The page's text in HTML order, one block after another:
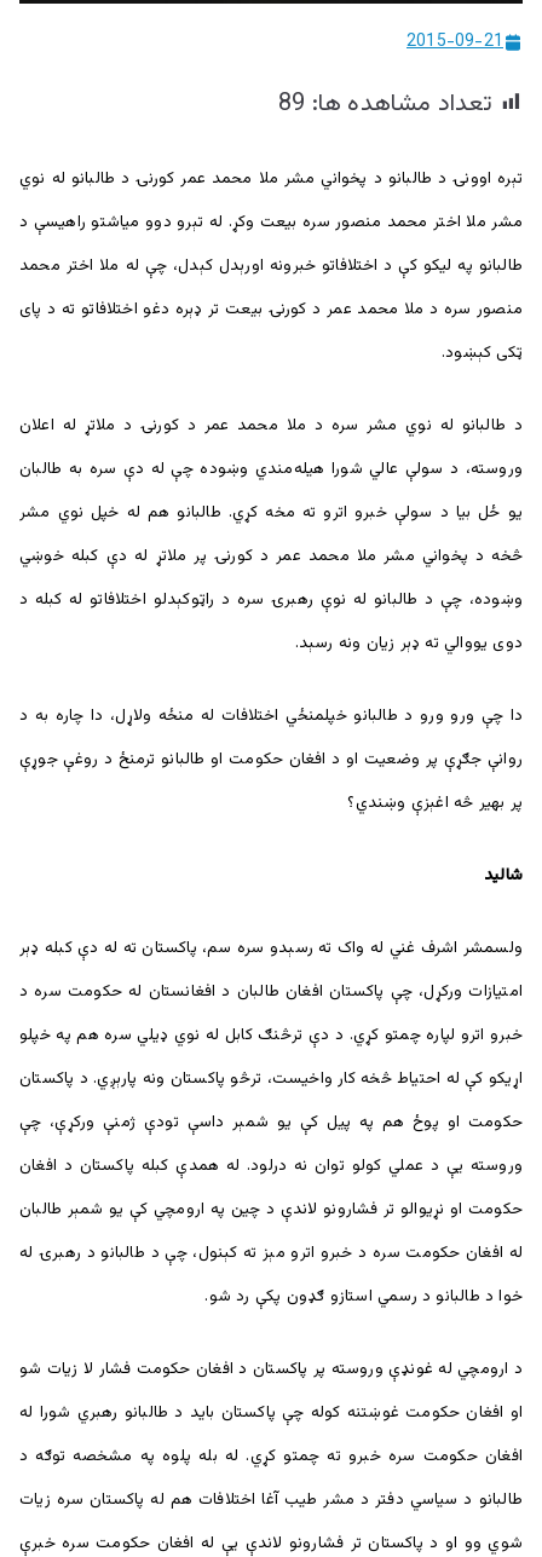
مرکز
2015-09-21
تعداد مشاهده ها: 89
تېره اوونۍ د طالبانو د پخواني مشر ملا محمد عمر کورنۍ د طالبانو له نوي
مشر ملا اختر محمد منصور سره بیعت وکړ. له تېرو دوو میاشتو راهیسې د
طالبانو په لیکو کې د اختلافاتو خبرونه اورېدل کېدل، چې له ملا اختر محمد
منصور سره د ملا محمد عمر د کورنۍ بیعت تر ډېره دغو اختلافاتو ته د پای
ټکی کېښود.
د طالبانو له نوي مشر سره د ملا محمد عمر د کورنۍ د ملاتړ له اعلان
وروسته، د سولې عالي شورا هيله‌مندي وښوده چې له دې سره به طالبان
يو ځل بيا د سولې خبرو اترو ته مخه کړي. طالبانو هم له خپل نوي مشر
څخه د پخواني مشر ملا محمد عمر د کورنۍ پر ملاتړ له دې کبله خوښي
وښوده، چې د طالبانو له نوې رهبرۍ سره د راټوکېدلو اختلافاتو له کبله د
دوی يووالي ته ډېر زيان ونه رسېد.
دا چې ورو ورو د طالبانو خپلمنځي اختلافات له منځه ولاړل، دا چاره به د
روانې جګړې پر وضعيت او د افغان حکومت او طالبانو ترمنځ د روغې جوړې
پر بهير څه اغېزې وښندي؟
شاليد
ولسمشر اشرف غني له واک ته رسېدو سره سم، پاکستان ته له دې کبله ډېر
امتيازات ورکړل، چې پاکستان افغان طالبان د افغانستان له حکومت سره د
خبرو اترو لپاره چمتو کړي. د دې ترڅنګ کابل له نوي ډيلي سره هم په خپلو
اړیکو کې له احتیاط څخه کار واخیست، ترڅو پاکستان ونه پارېږي. د پاکستان
حکومت او پوځ هم په پيل کې یو شمېر داسې تودې ژمنې ورکړې، چې
وروسته یې د عملي کولو توان نه درلود. له همدې کبله پاکستان د افغان
حکومت او نړیوالو تر فشارونو لاندې د چین په ارومچي کې یو شمېر طالبان
له افغان حکومت سره د خبرو اترو مېز ته کېنول، چې د طالبانو د رهبرۍ له
خوا د طالبانو د رسمي استازو ګډون پکې رد شو.
د ارومچي له غونډې وروسته پر پاکستان د افغان حکومت فشار لا زیات شو
او افغان حکومت غوښتنه کوله چې پاکستان بايد د طالبانو رهبري شورا له
افغان حکومت سره خبرو ته چمتو کړي. له بله پلوه په مشخصه توګه د
طالبانو د سياسي دفتر د مشر طیب آغا اختلافات هم له پاکستان سره زیات
شوي وو او د پاکستان تر فشارونو لاندې يې له افغان حکومت سره خبرې